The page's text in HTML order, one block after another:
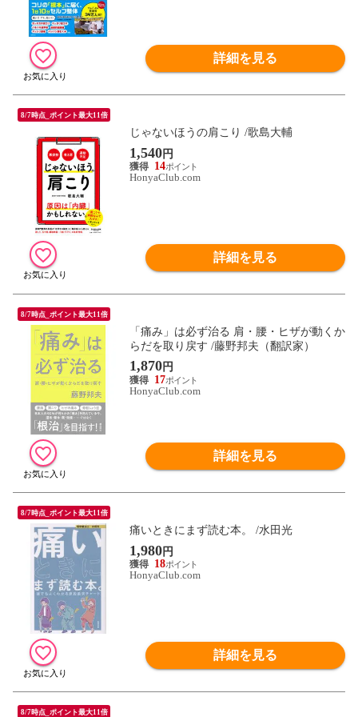
詳細を見る
8/7時点_ポイント最大11倍
じゃないほうの肩こり /歌島大輔
1,540円
14
HonyaClub.com
詳細を見る
8/7時点_ポイント最大11倍
「痛み」は必ず治る 肩・腰・ヒザが動くか
らだを取り戻す /藤野邦夫（翻訳家）
1,870円
17
HonyaClub.com
詳細を見る
8/7時点_ポイント最大11倍
痛いときにまず読む本。 /水田光
1,980円
18
HonyaClub.com
詳細を見る
8/7時点_ポイント最大11倍